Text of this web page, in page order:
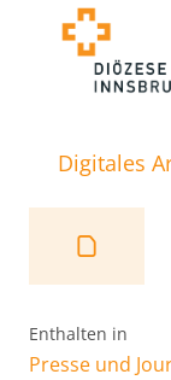
Digitales
Enthalten in
Presse und